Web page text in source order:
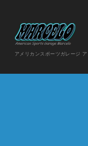
アメリカンスポーツガレージ